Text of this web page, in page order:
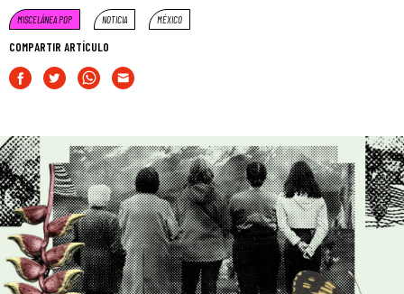
MISCELÁNEA POP NOTICIA MÉXICO
COMPARTIR ARTÍCULO